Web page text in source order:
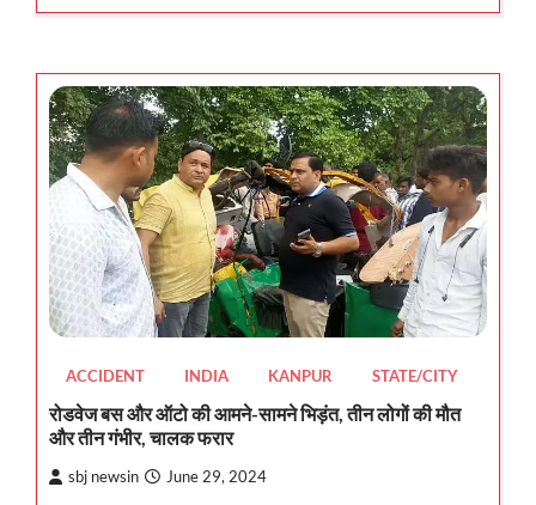
ACCIDENT INDIA KANPUR STATE/CITY
रोडवेज बस और ऑटो की आमने-सामने भिड़ंत, तीन लोगों की मौत
और तीन गंभीर, चालक फरार
sbj newsin June 29, 2024